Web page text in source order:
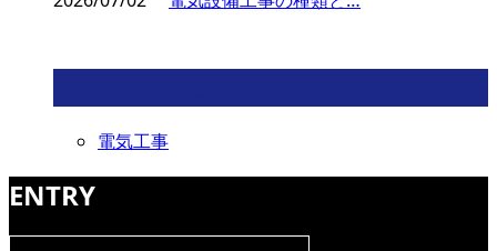
電気工事
ENTRY